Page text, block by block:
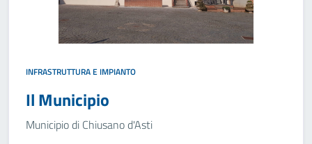
INFRASTRUTTURA E IMPIANTO
Il Municipio
Municipio di Chiusano d'Asti